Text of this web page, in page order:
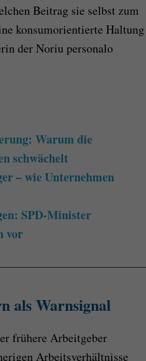
Beitrag sie selbst zum
konsumorientierte Haltung
der Noriu personalo
Warum die
schwächelt
– wie Unternehmen
SPD-Minister
vor
als Warnsignal
frühere Arbeitgeber
Arbeitsverhältnisse